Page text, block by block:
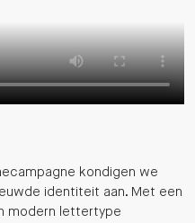
kondigen we
identiteit aan. Met een
modern lettertype